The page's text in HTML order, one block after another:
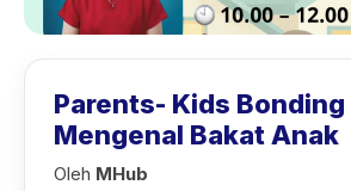
Parents- Kids Bonding
Mengenal Bakat Anak
Oleh MHub